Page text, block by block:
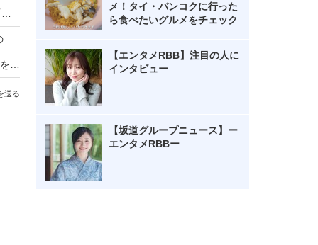
送る
メ！タイ・バンコクに行った
ら食べたいグルメをチェック
【エンタメRBB】注目の人に
インタビュー
【坂道グループニュース】ー
エンタメRBBー